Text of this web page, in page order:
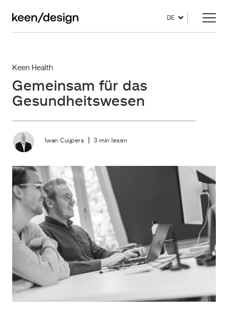
DE
Keen Health
Gemeinsam für das
Gesundheitswesen
Iwan Cuijpers 3 min lesen